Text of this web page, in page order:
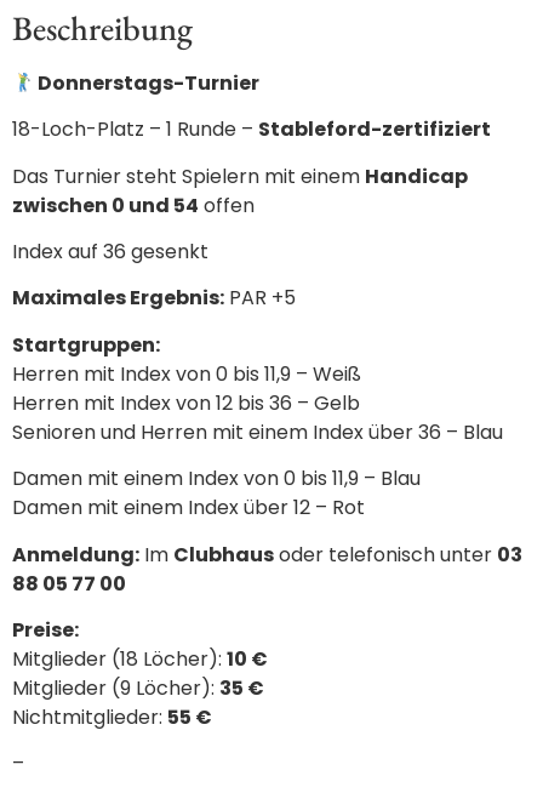
Beschreibung
Donnerstags-Turnier
18-Loch-Platz – 1 Runde – Stableford-zertifiziert
Das Turnier steht Spielern mit einem Handicap
zwischen 0 und 54 offen
Index auf 36 gesenkt
Maximales Ergebnis: PAR +5
Startgruppen:
Herren mit Index von 0 bis 11,9 – Weiß
Herren mit Index von 12 bis 36 – Gelb
Senioren und Herren mit einem Index über 36 – Blau
Damen mit einem Index von 0 bis 11,9 – Blau
Damen mit einem Index über 12 – Rot
Anmeldung: Im Clubhausoder telefonisch unter 03
88 05 77 00
Preise:
Mitglieder (18 Löcher): 10 €
Mitglieder (9 Löcher): 35 €
Nichtmitglieder: 55 €
–